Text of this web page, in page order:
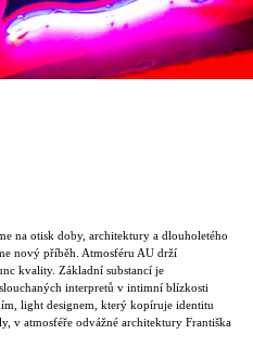
na otisk doby, architektury a dlouholetého
nový příběh. Atmosféru AU drží
kvality. Základní substancí je
interpretů v intimní blízkosti
light designem, který kopíruje identitu
v atmosféře odvážné architektury Františka